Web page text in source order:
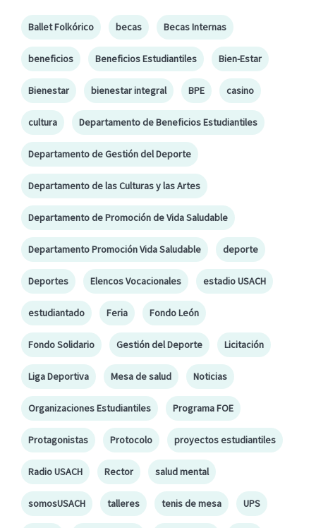
Ballet Folkórico becas Becas Internas
beneficios Beneficios Estudiantiles Bien-Estar
Bienestar bienestar integral BPE casino
cultura Departamento de Beneficios Estudiantiles
Departamento de Gestión del Deporte
Departamento de las Culturas y las Artes
Departamento de Promoción de Vida Saludable
Departamento Promoción Vida Saludable deporte
Deportes Elencos Vocacionales estadio USACH
estudiantado Feria Fondo León
Fondo Solidario Gestión del Deporte Licitación
Liga Deportiva Mesa de salud Noticias
Organizaciones Estudiantiles Programa FOE
Protagonistas Protocolo proyectos estudiantiles
Radio USACH Rector salud mental
somosUSACH talleres tenis de mesa UPS